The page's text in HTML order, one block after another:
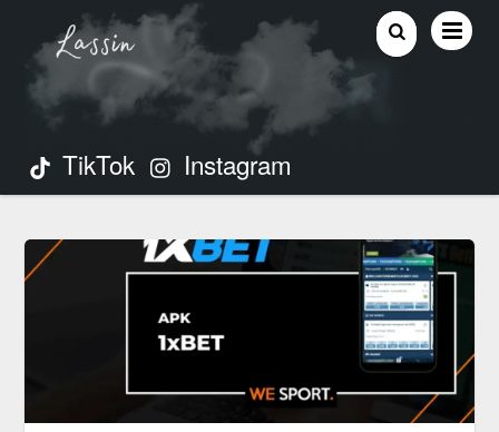
TikTok Instagram